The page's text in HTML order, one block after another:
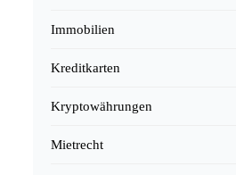
Immobilien
Kreditkarten
Kryptowährungen
Mietrecht